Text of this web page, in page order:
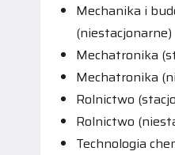
Mechanika i
(niestacjonarne)
Mechatronika
Mechatronika
Rolnictwo
Rolnictwo
Technologia